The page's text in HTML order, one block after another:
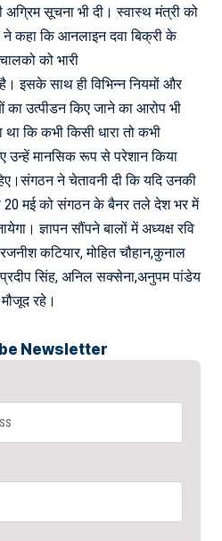
अग्रिम सूचना भी दी। स्वास्थ मंत्री को
ने कहा कि आनलाइन दवा बिक्री के
को भारी
इसके साथ ही विभिन्न नियमों और
का उत्पीडन किए जाने का आरोप भी
था कि कभी किसी धारा तो कभी
उन्हें मानसिक रूप से परेशान किया
ने चेतावनी दी कि यदि उनकी
20 मई को संगठन के बैनर तले देश‌ भर में
ज्ञापन सौंपने बालों में अध्यक्ष रवि
कटियार, मोहित चौहान,कुनाल
सिंह, अनिल सक्सेना,अनुपम पांडेय
रहे।
Newsletter